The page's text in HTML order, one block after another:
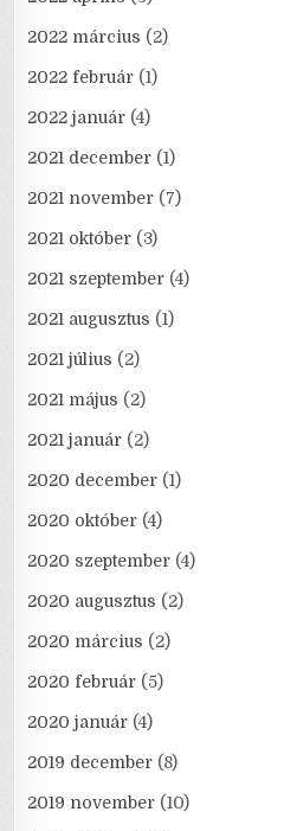
2022 március (2)
2022 február (1)
2022 január (4)
2021 december (1)
2021 november (7)
2021 október (3)
2021 szeptember (4)
2021 augusztus (1)
2021 július (2)
2021 május (2)
2021 január (2)
2020 december (1)
2020 október (4)
2020 szeptember (4)
2020 augusztus (2)
2020 március (2)
2020 február (5)
2020 január (4)
2019 december (8)
2019 november (10)